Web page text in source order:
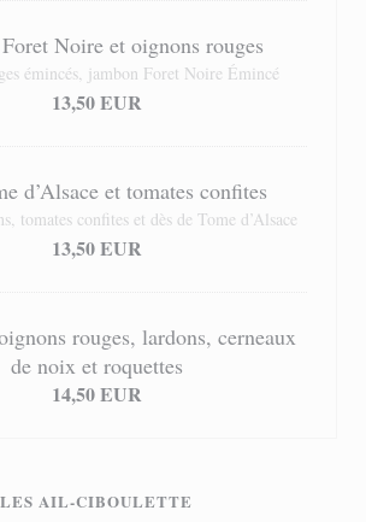
Noire et oignons rouges
émincés, jambon Foret Noire Émincé
13,50 EUR
d’Alsace et tomates confites
tomates confites et dès de Tome d’Alsace
13,50 EUR
rouges, lardons, cerneaux
de noix et roquettes
14,50 EUR
LES AIL-CIBOULETTE